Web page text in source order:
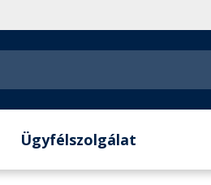
Ügyfélszolgálat